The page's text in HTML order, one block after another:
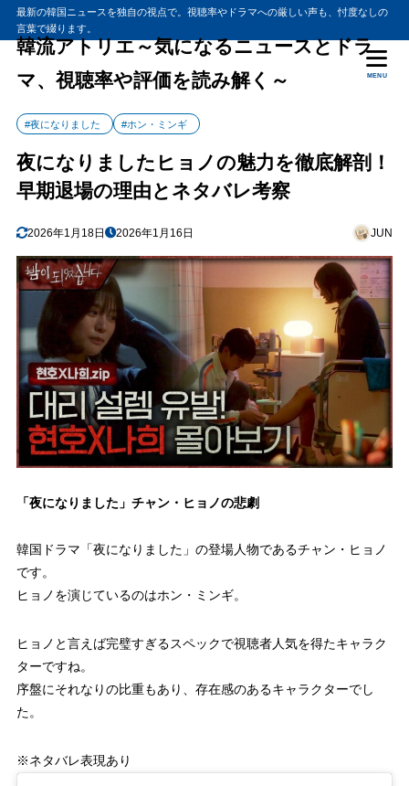
最新の韓国ニュースを独自の視点で。視聴率やドラマへの厳しい声も、忖度なしの
言葉で綴ります。
韓流アトリエ～気になるニュースとドラ
マ、視聴率や評価を読み解く～
MENU
#夜になりました #ホン・ミンギ
夜になりましたヒョノの魅力を徹底解剖！
早期退場の理由とネタバレ考察
2026年1月18日 2026年1月16日 JUN
「夜になりました」チャン・ヒョノの悲劇
韓国ドラマ「夜になりました」の登場人物であるチャン・ヒョノ
です。
ヒョノを演じているのはホン・ミンギ。
ヒョノと言えば完璧すぎるスペックで視聴者人気を得たキャラク
ターですね。
序盤にそれなりの比重もあり、存在感のあるキャラクターでし
た。
※ネタバレ表現あり